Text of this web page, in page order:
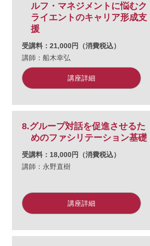
ルフ・マネジメントに悩むク
ライエントのキャリア形成支
援
受講料：21,000円（消費税込）
講師：船木幸弘
講座詳細
8.グループ対話を促進させるた
めのファシリテーション基礎
受講料：18,000円（消費税込）
講師：永野直樹
講座詳細